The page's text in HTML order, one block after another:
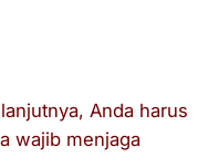
Anda harus
wajib menjaga